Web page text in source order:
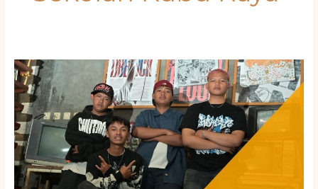
Jangan
Sampai
Menyesal!
Inilah
Rahasia
Bikin
Buku
Tahunan